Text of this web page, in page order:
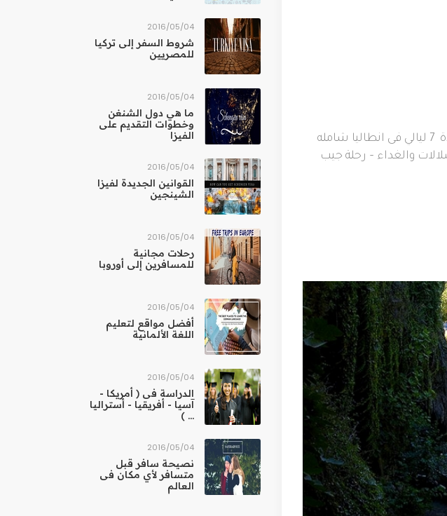
7 ليالي فى انطاليا شامله
والغداء – رحلة جيب
04‏/05‏/2016
شروط السفر إلى تركيا
للمصريين
04‏/05‏/2016
ما هي دول الشنغن
وخطوات التقديم على
الفيزا
04‏/05‏/2016
القوانين الجديدة لفيزا
الشينجين
04‏/05‏/2016
رحلات مجانية
للمسافرين إلى أوروبا
04‏/05‏/2016
أفضل مواقع لتعليم
اللغة الألمانية
04‏/05‏/2016
الدراسة فى ( أمريكا -
آسيا - أفريقيا - أستراليا
... )
04‏/05‏/2016
نصيحة سافر قبل
متسافر لأي مكان فى
العالم